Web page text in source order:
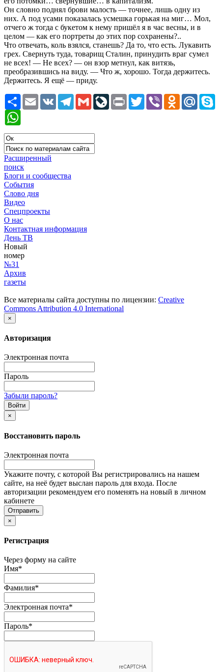
Он словно поднял брови малость — точнее, лишь одну из
них. А под усами показалась усмешка горькая на миг… Мол,
отчего ж тогда с букетом к нему пришёл я в час весны, и в
целом — как его портреты до этих пор сохранены?..
Что отвечать, коль взялся, станешь? Да то, что есть. Лукавить
грех. Свернуть туда, товарищ Сталин, принудить враг сумел
не всех! — Не всех? — он взор метнул, как витязь,
преобразившись на виду. — Что ж, хорошо. Тогда держитесь.
Держитесь. Я ещё — приду.
РесурсEmail VK Telegram
Gmail LiveJournal
Print TwitterViber
Расширенный
поиск
Блоги и сообщества
События
Слово дня
Видео
Спецпроекты
О нас
Контактная информация
День ТВ
Новый
номер
№31
Архив
газеты
Все материалы сайта доступны по лицензии: Creative
Commons Attribution 4.0 International
×
Авторизация
Электронная почта
Пароль
Забыли пароль?
×
Восстановить пароль
Электронная почта
Укажите почту, с которой Вы регистрировались на нашем
сайте, на неё будет выслан пароль для входа. После
авторизации рекомендуем его поменять на новый в личном
кабинете
×
Регистрация
Через форму на сайте
Имя*
Фамилия*
Электронная почта*
Пароль*